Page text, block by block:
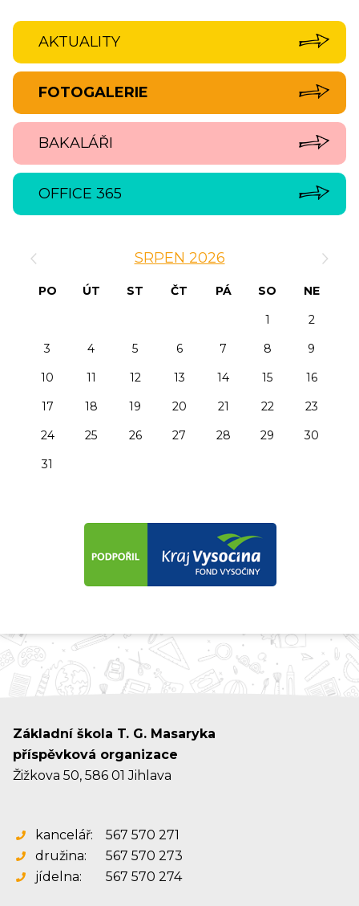
AKTUALITY
FOTOGALERIE
BAKALÁŘI
OFFICE 365
SRPEN 2026
PO ÚT ST ČT PÁ SO
NE
1
2
3
4 5 6 7 8
9
10
11 12 13 14 15
16
17
18 19 20 21 22
23
24
25 26 27 28 29
30
31
Základní škola T. G. Masaryka
příspěvková organizace
Žižkova 50, 586 01 Jihlava
kancelář:
567 570 271
družina:
567 570 273
jídelna:
567 570 274